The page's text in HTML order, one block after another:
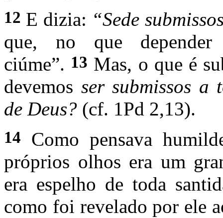
12 E dizia: “Sede
que, no que
ciúme”. 13 Mas, o que é
devemos ser submissos a
de Deus? (cf. 1Pd 2,13).
14
Como pensava
próprios olhos era um
era espelho de toda
como foi revelado por ele